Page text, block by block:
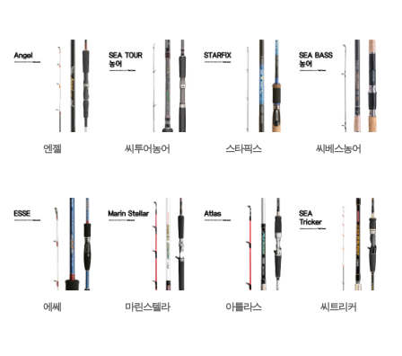
엔젤 씨투어농어 스타픽스 씨베스농어
에쎄 마린스텔라 아틀라스 씨트리커